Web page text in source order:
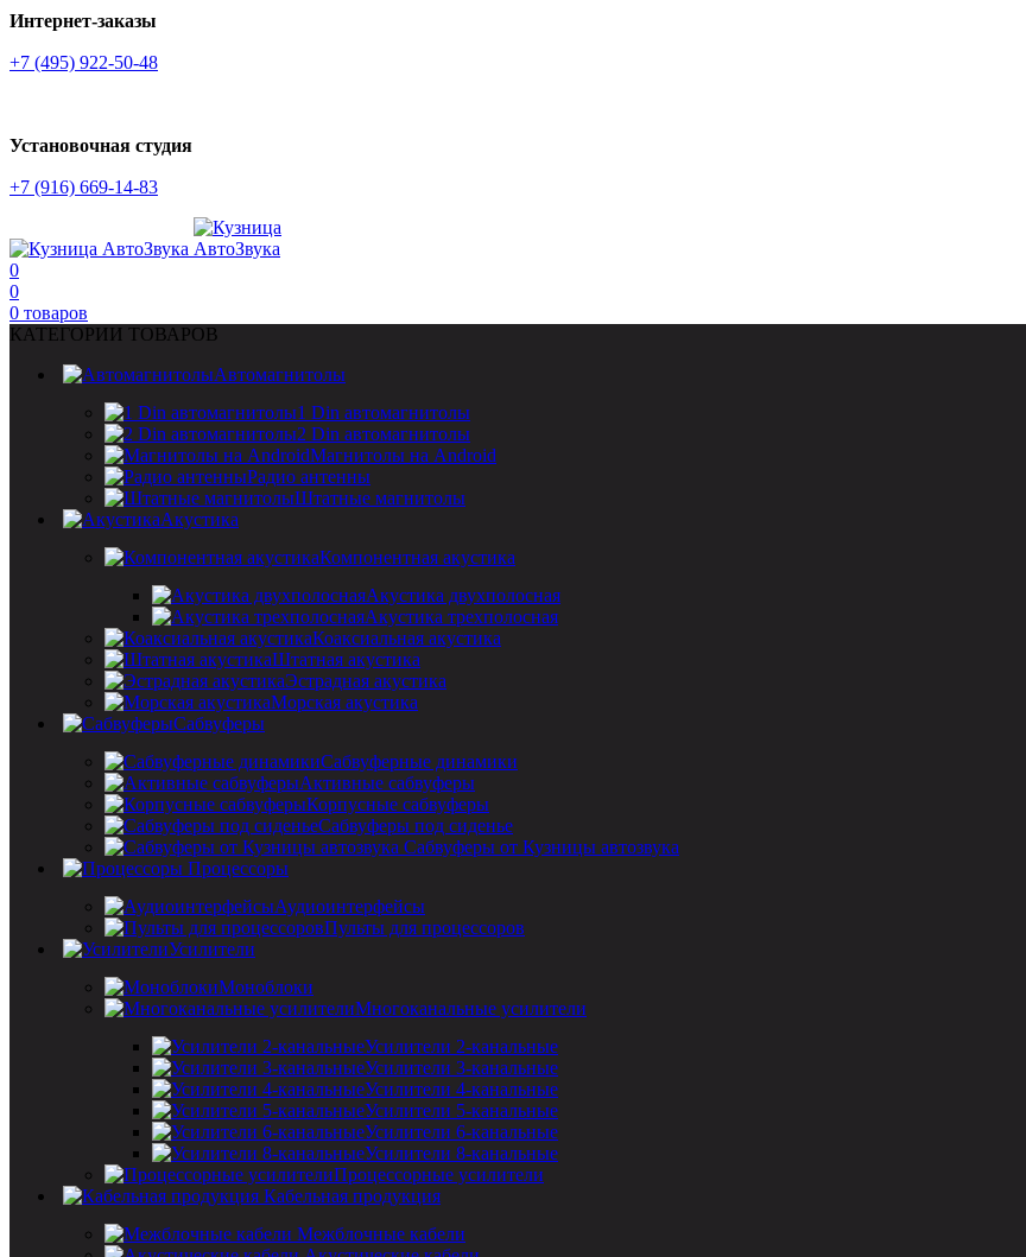
Интернет-заказы
+7 (495) 922-50-48
Установочная студия
+7 (916) 669-14-83
0
0
0 товаров
КАТЕГОРИИ ТОВАРОВ
Автомагнитолы
1 Din автомагнитолы
2 Din автомагнитолы
Магнитолы на Android
Радио антенны
Штатные магнитолы
Акустика
Компонентная акустика
Акустика двухполосная
Акустика трехполосная
Коаксиальная акустика
Штатная акустика
Эстрадная акустика
Морская акустика
Сабвуферы
Сабвуферные динамики
Активные сабвуферы
Корпусные сабвуферы
Сабвуферы под сиденье
Сабвуферы от Кузницы автозвука
Процессоры
Аудиоинтерфейсы
Пульты для процессоров
Усилители
Моноблоки
Многоканальные усилители
Усилители 2-канальные
Усилители 3-канальные
Усилители 4-канальные
Усилители 5-канальные
Усилители 6-канальные
Усилители 8-канальные
Процессорные усилители
Кабельная продукция
Межблочные кабели